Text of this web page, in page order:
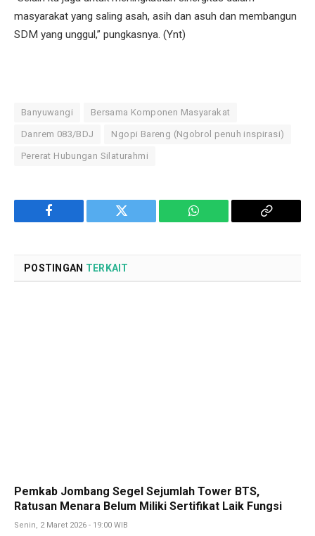
masyarakat yang saling asah, asih dan asuh dan membangun
SDM yang unggul,” pungkasnya. (Ynt)
Banyuwangi Bersama Komponen Masyarakat
Danrem 083/BDJ Ngopi Bareng (Ngobrol penuh inspirasi)
Pererat Hubungan Silaturahmi
Facebook Twitter WhatsApp
Copy
POSTINGAN TERKAIT
Pemkab Jombang Segel Sejumlah Tower BTS,
Ratusan Menara Belum Miliki Sertifikat Laik Fungsi
Senin, 2 Maret 2026 - 19:00 WIB